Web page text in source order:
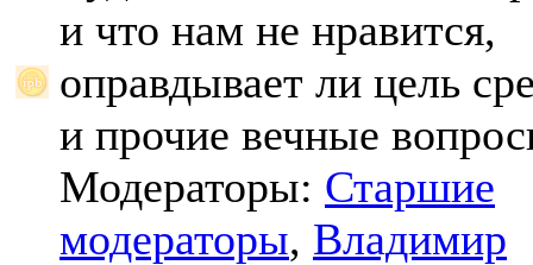
и что нам не нравится,
оправдывает ли цель
и прочие вечные
Модераторы: Старшие
модераторы, Владимир